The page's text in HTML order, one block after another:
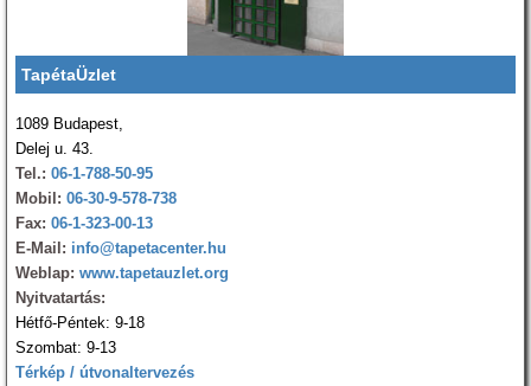
TapétaÜzlet
1089 Budapest,
Delej u. 43.
Tel.: 06-1-788-50-95
Mobil: 06-30-9-578-738
Fax: 06-1-323-00-13
E-Mail: info@tapetacenter.hu
Weblap: www.tapetauzlet.org
Nyitvatartás:
Hétfő-Péntek: 9-18
Szombat: 9-13
Térkép / útvonaltervezés